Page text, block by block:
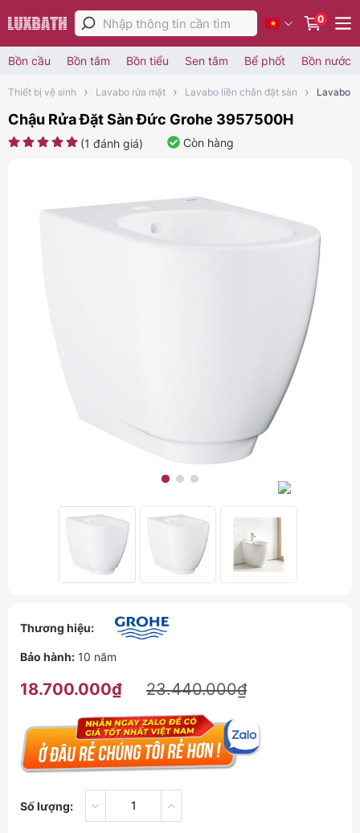
0
Bồn cầu Bồn tắm Bồn tiểu Sen tắm Bể phốt Bồn nước
Thiết bị vệ sinh Lavabo rửa mặt Lavabo liền chân đặt sàn Lavabo
Chậu Rửa Đặt Sàn Đức Grohe 3957500H
(1 đánh giá) Còn hàng
Thương hiệu:
Bảo hành: 10 năm
18.700.000₫ 23.440.000₫
Số lượng: